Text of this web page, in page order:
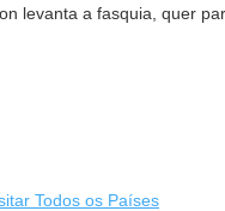
levanta a fasquia, quer
Todos os Países